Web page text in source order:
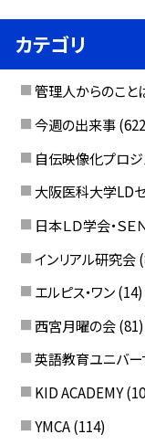
カテゴリ
管理人からのこと
今週の出来事
自伝映像化プロジ
大阪医科大学LD
日本ＬＤ学会・ＳＥ
インリアル研究会
エルピス・ワン (14)
西宮月曜の会 (81)
英語教育ユニバ
KID ACADEMY
YMCA (114)